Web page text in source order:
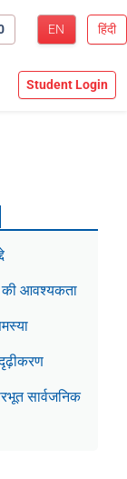
EN हिंदी
Student Login
की आवश्यकता
सार्वजनिक